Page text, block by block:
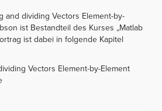
and dividing Vectors Element-by-
ist Bestandteil des Kurses „Matlab
ist dabei in folgende Kapitel
Vectors Element-by-Element